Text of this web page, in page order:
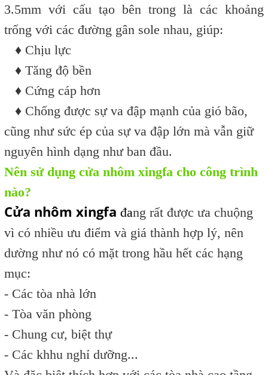
3.5mm với cấu tạo bên trong là các khoảng
trống với các đường gân sole nhau, giúp:
♦ Chịu lực
♦ Tăng độ bền
♦ Cứng cáp hơn
♦ Chống được sự va đập mạnh của gió bão,
cũng như sức ép của sự va đập lớn mà vẫn giữ
nguyên hình dạng như ban đầu.
Nên sử dụng cửa nhôm xingfa cho công trình
nào?
Cửa nhôm xingfa đang rất được ưa chuộng
vì có nhiều ưu điểm và giá thành hợp lý, nên
dường như nó có mặt trong hầu hết các hạng
mục:
- Các tòa nhà lớn
- Tòa văn phòng
- Chung cư, biệt thự
- Các khhu nghỉ dưỡng...